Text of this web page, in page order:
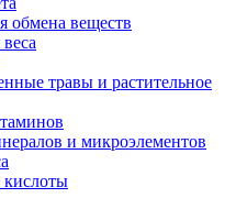
обмена веществ
травы и растительное
и микроэлементов